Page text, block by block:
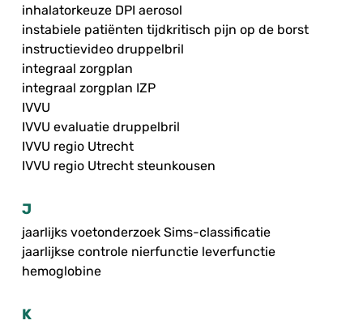
inhalatorkeuze DPI aerosol
instabiele patiënten tijdkritisch pijn op de borst
instructievideo druppelbril
integraal zorgplan
integraal zorgplan IZP
IVVU
IVVU evaluatie druppelbril
IVVU regio Utrecht
IVVU regio Utrecht steunkousen
J
jaarlijks voetonderzoek Sims-classificatie
jaarlijkse controle nierfunctie leverfunctie
hemoglobine
K